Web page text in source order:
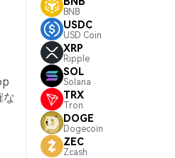
な
BNB
USDC
USD Coin
XRP
Ripple
SOL
Solana
TRX
Tron
DOGE
Dogecoin
ZEC
Zcash